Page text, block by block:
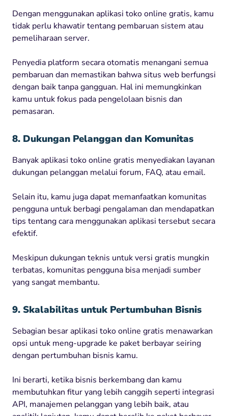
Dengan menggunakan aplikasi toko online gratis, kamu
tidak perlu khawatir tentang pembaruan sistem atau
pemeliharaan server.
Penyedia platform secara otomatis menangani semua
pembaruan dan memastikan bahwa situs web berfungsi
dengan baik tanpa gangguan. Hal ini memungkinkan
kamu untuk fokus pada pengelolaan bisnis dan
pemasaran.
8. Dukungan Pelanggan dan Komunitas
Banyak aplikasi toko online gratis menyediakan layanan
dukungan pelanggan melalui forum, FAQ, atau email.
Selain itu, kamu juga dapat memanfaatkan komunitas
pengguna untuk berbagi pengalaman dan mendapatkan
tips tentang cara menggunakan aplikasi tersebut secara
efektif.
Meskipun dukungan teknis untuk versi gratis mungkin
terbatas, komunitas pengguna bisa menjadi sumber
yang sangat membantu.
9. Skalabilitas untuk Pertumbuhan Bisnis
Sebagian besar aplikasi toko online gratis menawarkan
opsi untuk meng-upgrade ke paket berbayar seiring
dengan pertumbuhan bisnis kamu.
Ini berarti, ketika bisnis berkembang dan kamu
membutuhkan fitur yang lebih canggih seperti integrasi
API, manajemen pelanggan yang lebih baik, atau